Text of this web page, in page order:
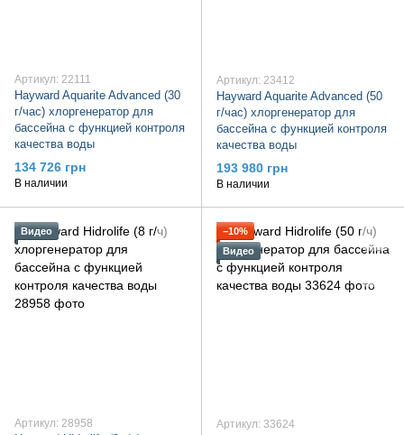
Артикул: 22111
Hayward Aquarite Advanced (30
г/час) хлоргенератор для
бассейна с функцией контроля
качества воды
134 726 грн
В наличии
Артикул: 23412
Hayward Aquarite Advanced (50
г/час) хлоргенератор для
бассейна с функцией контроля
качества воды
193 980 грн
В наличии
Видео
Артикул: 28958
−10%
Видео
Артикул: 33624